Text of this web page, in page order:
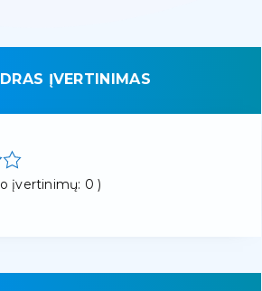
ĮVERTINIMAS
įvertinimų: 0 )